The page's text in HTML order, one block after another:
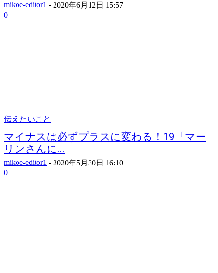
mikoe-editor1 - 2020年6月12日 15:57
0
伝えたいこと
マイナスは必ずプラスに変わる！19「マー
リンさんに...
mikoe-editor1 - 2020年5月30日 16:10
0